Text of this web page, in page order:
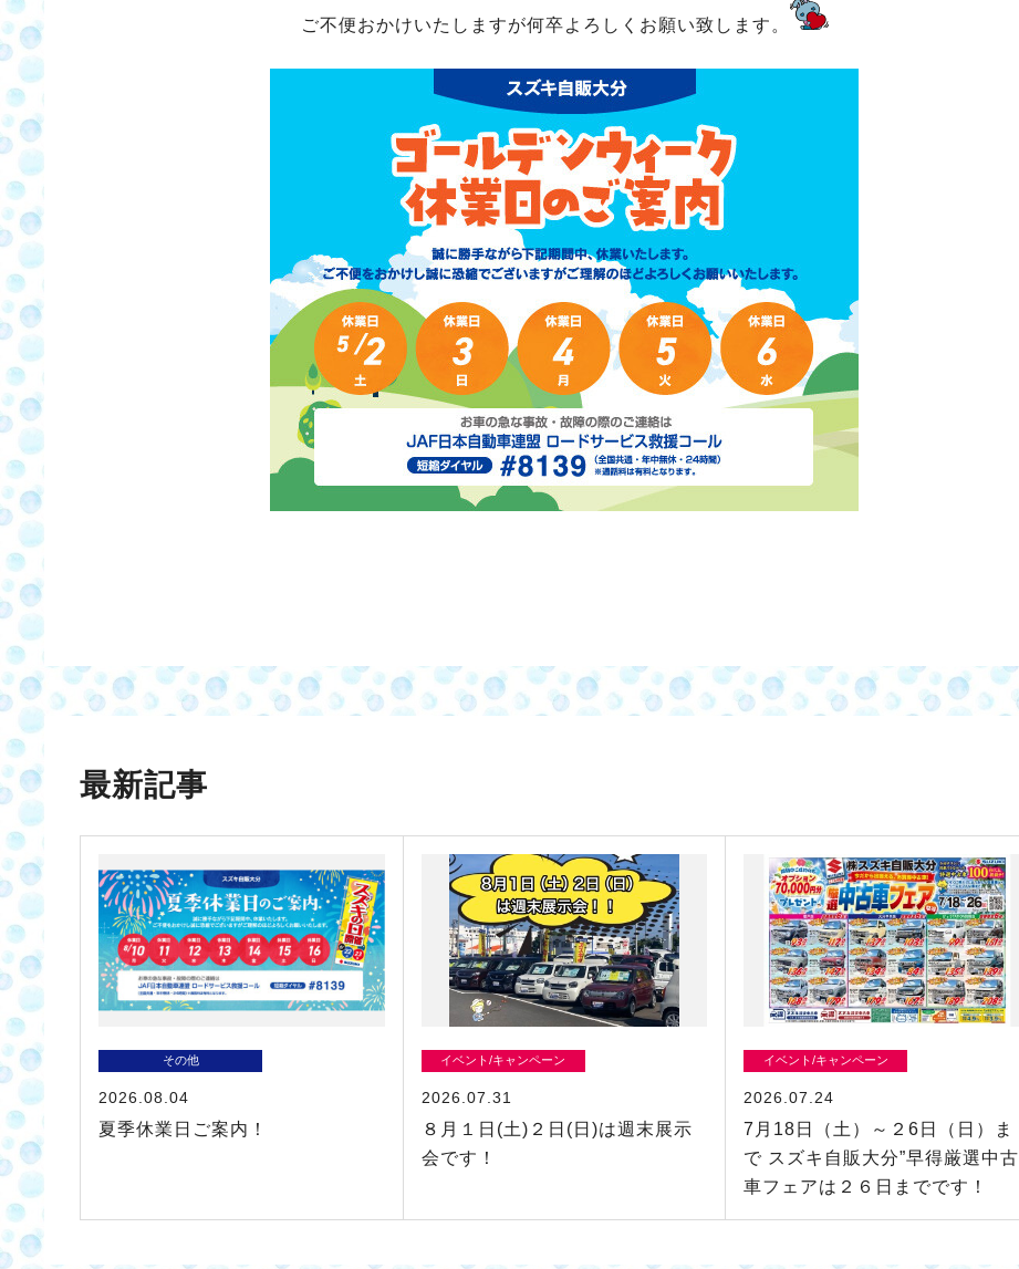
ご不便おかけいたしますが何卒よろしくお願い致します。
最新記事
その他
2026.08.04
夏季休業日ご案内！
イベント/キャンペーン
2026.07.31
８月１日(土)２日(日)は週末展示
会です！
イベント/キャンペーン
2026.07.24
7月18日（土）～２6日（日）ま
で スズキ自販大分”早得厳選中古
車フェアは２６日までです！